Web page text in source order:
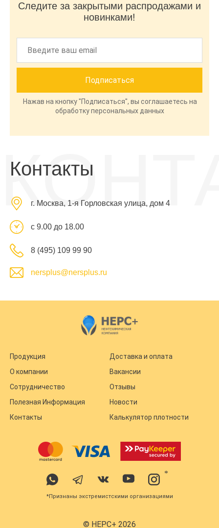
Следите за закрытыми распродажами и
новинками!
Нажав на кнопку "Подписаться", вы соглашаетесь на
обработку персональных данных
Контакты
г. Москва, 1-я Горловская улица, дом 4
с 9.00 до 18.00
8 (495) 109 99 90
nersplus@nersplus.ru
Продукция
Доставка и оплата
О компании
Вакансии
Сотрудничество
Отзывы
Полезная Информация
Новости
Контакты
Калькулятор плотности
© НЕРС+ 2026
*
*Признаны экстремистскими организациями